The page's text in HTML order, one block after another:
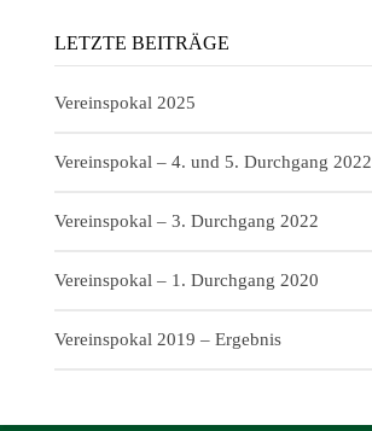
LETZTE BEITRÄGE
Vereinspokal 2025
Vereinspokal – 4. und 5. Durchgang 2022
Vereinspokal – 3. Durchgang 2022
Vereinspokal – 1. Durchgang 2020
Vereinspokal 2019 – Ergebnis